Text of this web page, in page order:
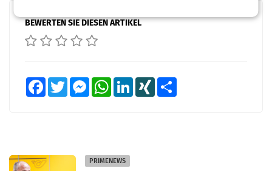
BEWERTEN SIE DIESEN ARTIKEL
FacebookTwitter MessengerWhatsAppLinkedInXING
PRIMENEWS